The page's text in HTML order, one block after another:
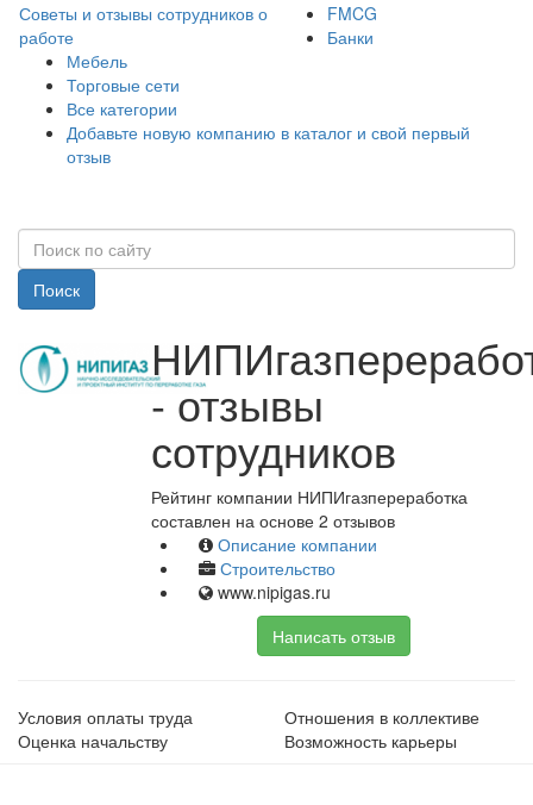
Советы и отзывы сотрудников о
работе
FMCG
Банки
Мебель
Торговые сети
Все категории
Добавьте новую компанию в каталог и свой первый
отзыв
Поиск
- отзывы
сотрудников
Рейтинг компании НИПИгазпереработка
составлен на основе 2 отзывов
Описание компании
Строительство
www.nipigas.ru
Написать отзыв
Условия оплаты труда
Отношения в коллективе
Оценка начальству
Возможность карьеры